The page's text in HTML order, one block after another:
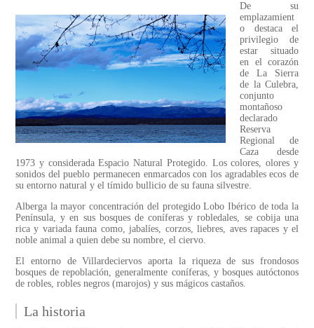
De su
emplazamient
o destaca el
privilegio de
estar situado
en el corazón
de La Sierra
de la Culebra,
conjunto
montañoso
declarado
Reserva
Regional de
Caza desde
1973 y considerada Espacio Natural Protegido. Los colores, olores y
sonidos del pueblo permanecen enmarcados con los agradables ecos de
su entorno natural y el tímido bullicio de su fauna silvestre.
Alberga la mayor concentración del protegido Lobo Ibérico de toda la
Península, y en sus bosques de coníferas y robledales, se cobija una
rica y variada fauna como, jabalíes, corzos, liebres, aves rapaces y el
noble animal a quien debe su nombre, el ciervo.
El entorno de Villardeciervos aporta la riqueza de sus frondosos
bosques de repoblación, generalmente coníferas, y bosques autóctonos
de robles, robles negros (marojos) y sus mágicos castaños.
La historia